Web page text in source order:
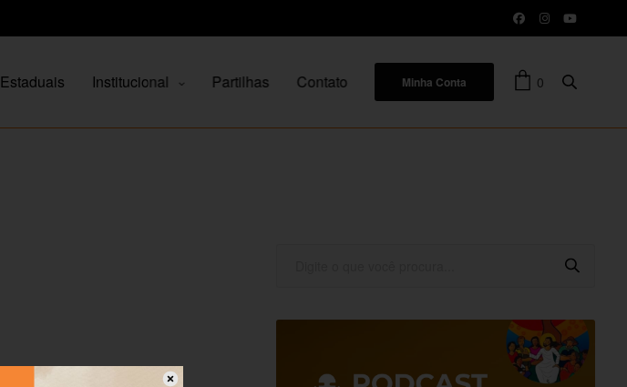
Estaduais Institucional Partilhas Contato Minha Conta 0